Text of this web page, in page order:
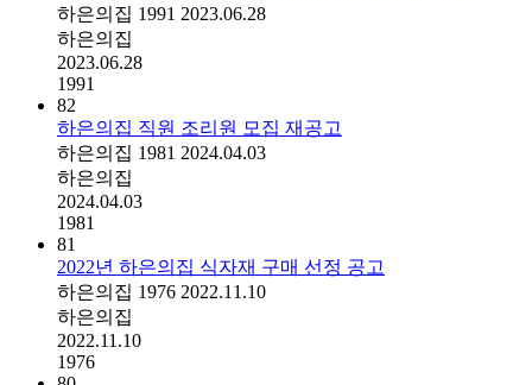
하은의집 1991 2023.06.28
하은의집
2023.06.28
1991
82
하은의집 직원 조리원 모집 재공고
하은의집 1981 2024.04.03
하은의집
2024.04.03
1981
81
2022년 하은의집 식자재 구매 선정 공고
하은의집 1976 2022.11.10
하은의집
2022.11.10
1976